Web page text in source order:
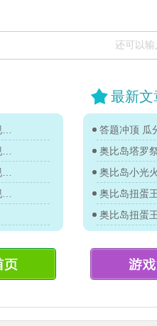
还可以输
最新文
答题冲顶 瓜
奥比岛塔罗
奥比岛小光